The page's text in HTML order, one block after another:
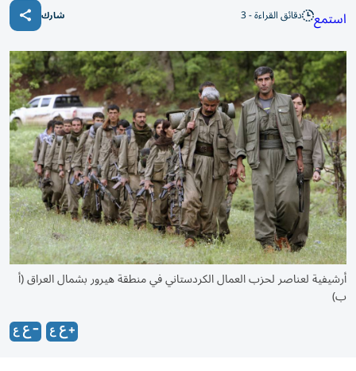
استمع دقائق القراءة - 3 شارك
أرشيفية لعناصر لحزب العمال الكردستاني في منطقة هيرور بشمال العراق (أ
ب)